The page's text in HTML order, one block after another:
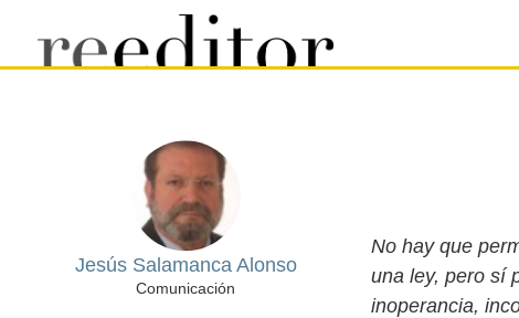
Jesús Salamanca Alonso
Comunicación
No hay que
una ley, pero sí
inoperancia,